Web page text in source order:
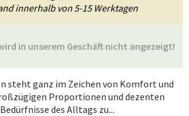
in unserem Geschäft nicht angezeigt!
innerhalb von 5-15 Werktagen
steht ganz im Zeichen von Komfort und
Proportionen und dezenten
des Alltags zu...